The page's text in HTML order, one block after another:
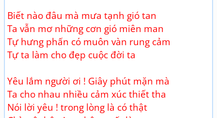
Biết nào đâu mà mưa tạnh gió tan
Ta vẫn mơ những cơn gió miên man
Tự hưng phấn có muôn vàn rung cảm
Tự ta làm cho đẹp cuộc đời ta
Yêu lắm người ơi ! Giây phút mặn mà
Ta cho nhau nhiều cảm xúc thiết tha
Nói lời yêu ! trong lòng là có thật